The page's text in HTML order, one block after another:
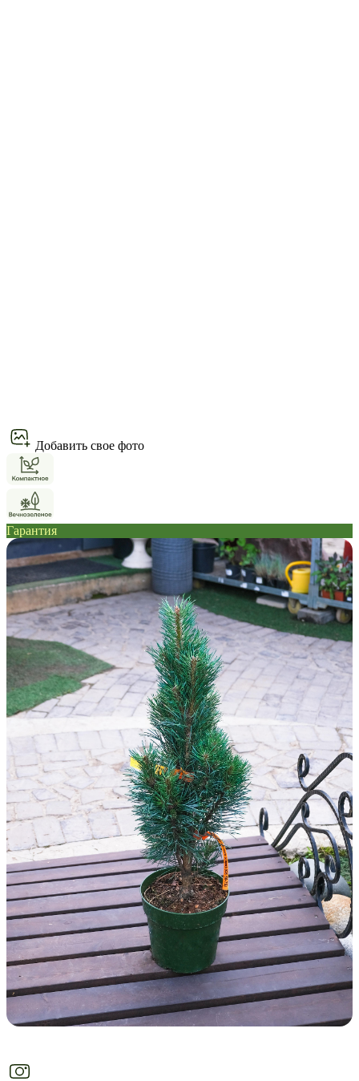
Добавить свое фото
Гарантия